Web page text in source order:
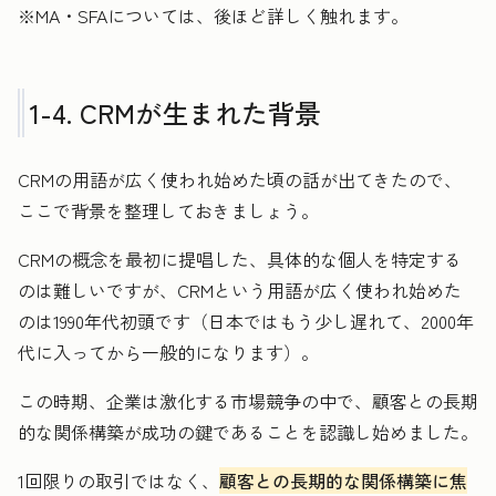
※MA・SFAについては、後ほど詳しく触れます。
1-4. CRMが生まれた背景
CRMの用語が広く使われ始めた頃の話が出てきたので、
ここで背景を整理しておきましょう。
CRMの概念を最初に提唱した、具体的な個人を特定する
のは難しいですが、CRMという用語が広く使われ始めた
のは1990年代初頭です（日本ではもう少し遅れて、2000年
代に入ってから一般的になります）。
この時期、企業は激化する市場競争の中で、顧客との長期
的な関係構築が成功の鍵であることを認識し始めました。
1回限りの取引ではなく、 顧客との長期的な関係構築に焦